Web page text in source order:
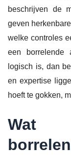
beschrijven de
geven
welke controles
een borrelende
logisch is, dan
en expertise
hoeft te gokken,
Wat